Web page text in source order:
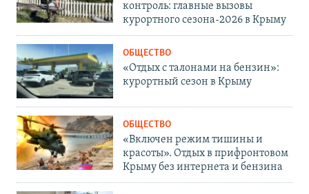
контроль: главные вызовы
курортного сезона-2026 в Крыму
ОБЩЕСТВО
«Отдых с талонами на бензин»:
курортный сезон в Крыму
ОБЩЕСТВО
«Включен режим тишины и
красоты». Отдых в прифронтовом
Крыму без интернета и бензина